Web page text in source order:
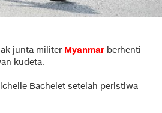
junta militer Myanmar berhenti
kudeta.
Bachelet setelah peristiwa